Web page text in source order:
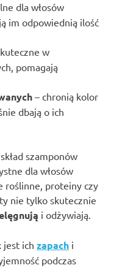
dla włosów
im odpowiednią ilość
w
pomagają
– chronią kolor
dbają o ich
szamponów
dla włosów
roślinne, proteiny czy
nie tylko skutecznie
i odżywiają.
jest ich zapach i
podczas